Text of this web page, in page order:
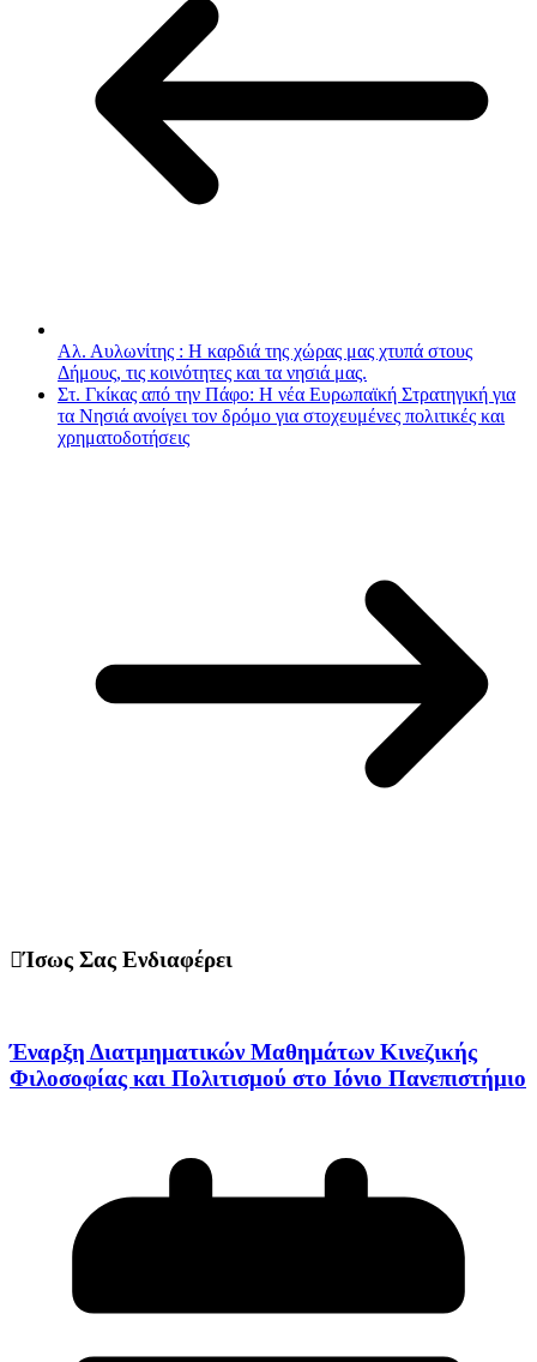
Αλ. Αυλωνίτης : Η καρδιά της χώρας μας χτυπά στους
Δήμους, τις κοινότητες και τα νησιά μας.
Στ. Γκίκας από την Πάφο: Η νέα Ευρωπαϊκή Στρατηγική για
τα Νησιά ανοίγει τον δρόμο για στοχευμένες πολιτικές και
χρηματοδοτήσεις
Ίσως Σας Ενδιαφέρει
Έναρξη Διατμηματικών Μαθημάτων Κινεζικής
Φιλοσοφίας και Πολιτισμού στο Ιόνιο Πανεπιστήμιο